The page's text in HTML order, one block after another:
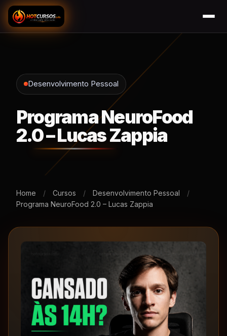
Desenvolvimento Pessoal
Programa NeuroFood
2.0 – Lucas Zappia
Home / Cursos / Desenvolvimento Pessoal
/
Programa NeuroFood 2.0 – Lucas Zappia